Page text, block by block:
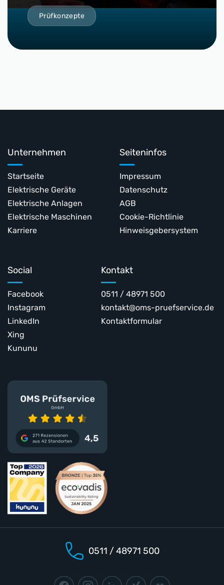
Prüfkonzepte
Unternehmen
Startseite
Elektrische Geräte
Elektrische Anlagen
Elektrische Maschinen
Karriere
Seiteninfos
Impressum
Datenschutz
AGB
Cookie-Richtlinie
Hinweisgebersystem
Social
Facebook
Instagram
LinkedIn
Xing
Kununu
Kontakt
0511 / 48971 500
kontakt@oms-pruefservice.de
Kontaktformular
0511 / 48971 500